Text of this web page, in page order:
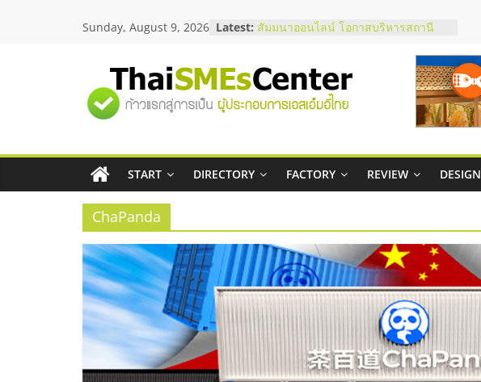
Sunday, August 9, 2026 Latest: เริ่มยังไงให้ผ่านฉลุย
สัมมนาลงทุน แฟรนไชส์ยอนนี่
ThaiFranchise Meet Up จับคู่แฟรน
ไชส์ ครั้งที่ 8
บริษัท Cybersecurity ในไทยที่ไหนดี?
วิธีเลือกผู้ให้บริการให้คุ้มค่าและตอบ
โจทย์ธุรกิจ
"ศูนย์
รวม
ข้อมูล
ธุรกิจ
SME
แห่ง
ประเทศไทย,
START DIRECTORY FACTORY REVIEW DESIGN
ChaPanda